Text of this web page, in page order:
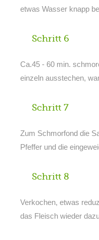
etwas Wasser knapp
Schritt 6
Ca.45 - 60 min.
einzeln ausstechen,
Schritt 7
Zum Schmorfond die
Pfeffer und die
Schritt 8
Verkochen, etwas
das Fleisch wieder